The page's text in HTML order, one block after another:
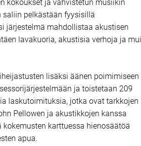
kokoukset ja vahvistetun musiikin
pelkästään fyysisillä
järjestelmä mahdollistaa akustisen
lavakuoria, akustisia verhoja ja
lisäksi äänen poimimiseen
ja toistetaan 209
laskutoimituksia, jotka ovat tarkkojen
Pellowen ja akustikkojen kanssa
karttuessa hienosäätöä
apua.